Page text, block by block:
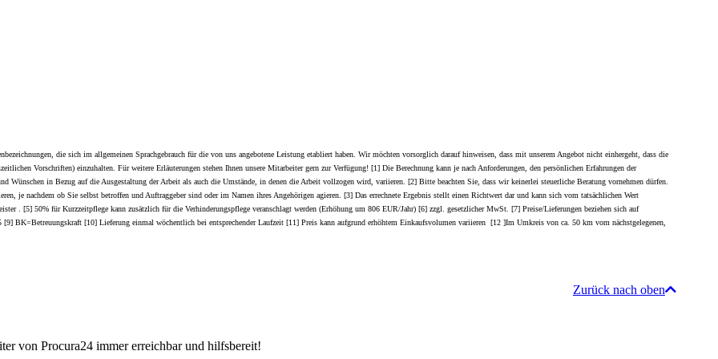
die sich im allgemeinen Sprachgebrauch für die von uns angebotene Leistung etabliert haben. Wir möchten vorsorglich darauf hinweisen, dass mit unserem Angebot nicht einhergeht, dass die
Vorschriften) einzuhalten. Für weitere Erläuterungen stehen Ihnen unsere Mitarbeiter gern zur Verfügung! [1] Die Berechnung kann je nach Anforderungen, den persönlichen Erfahrungen der
Wünschen in Bezug auf die Ausgestaltung der Arbeit als auch die Umstände, in denen die Arbeit vollzogen wird, variieren. [2] Bitte beachten Sie, dass wir keinerlei steuerliche Beratung vornehmen dürfen.
je nachdem ob Sie selbst betroffen und Auftraggeber sind oder im Namen ihres Angehörigen agieren. [3] Das errechnete Ergebnis stellt einen Richtwert dar und kann sich vom tatsächlichen Wert
. [5] 50% für Kurzzeitpflege kann zusätzlich für die Verhinderungspflege veranschlagt werden (Erhöhung um 806 EUR/Jahr) [6] zzgl. gesetzlicher MwSt. [7] Preise/Lieferungen beziehen sich auf
BK=Betreuungskraft [10] Lieferung einmal wöchentlich bei entsprechender Laufzeit [11] Preis kann aufgrund erhöhtem Einkaufsvolumen variieren [12 ]Im Umkreis von ca. 50 km vom nächstgelegenen,
Zurück nach oben
von Procura24 immer erreichbar und hilfsbereit!